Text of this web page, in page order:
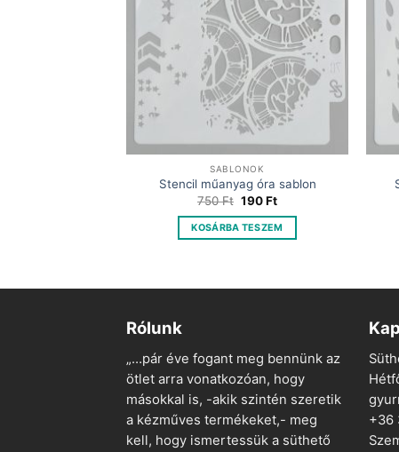
SABLONOK
Stencil műanyag óra sablon
750Ft Original
price
was:
750 Ft.
190FtCurrent
is:
190 Ft.
KOSÁRBA TESZEM
Rólunk
„…pár éve fogant meg bennünk az
ötlet arra vonatkozóan, hogy
másokkal is, -akik szintén szeretik
a kézműves termékeket,- meg
kell, hogy ismertessük a süthető
+36